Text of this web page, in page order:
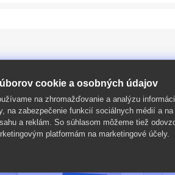
cookie a osobných údajov
na zhromažďovanie a analýzu
na zabezpečenie funkcií sociálnych médií a na
a reklám. So súhlasom môžeme tiež
platformám na marketingové účely.